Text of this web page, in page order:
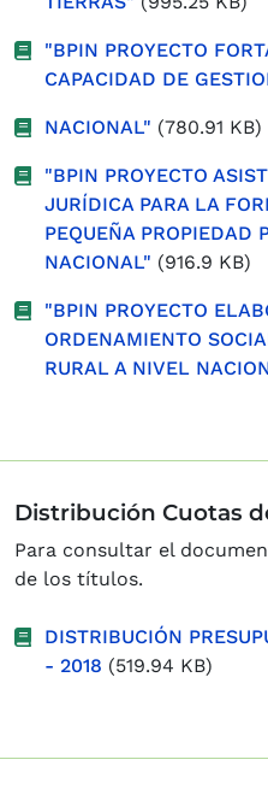
"BPIN PROYECTO
CAPACIDAD DE
NACIONAL" (780.91 KB)
"BPIN PROYECTO
JURÍDICA PARA LA
PEQUEÑA PROPIEDAD
NACIONAL" (916.9 KB)
"BPIN PROYECTO
ORDENAMIENTO
RURAL A NIVEL
Distribución Cuotas
Para consultar el
de los títulos.
DISTRIBUCIÓN
- 2018 (519.94 KB)